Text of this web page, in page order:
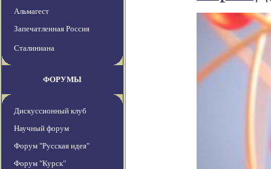
Альмагест
Запечатленная Россия
Сталиниана
ФОРУМЫ
Дискуссионный клуб
Научный форум
Форум "Русская идея"
Форум "Курск"